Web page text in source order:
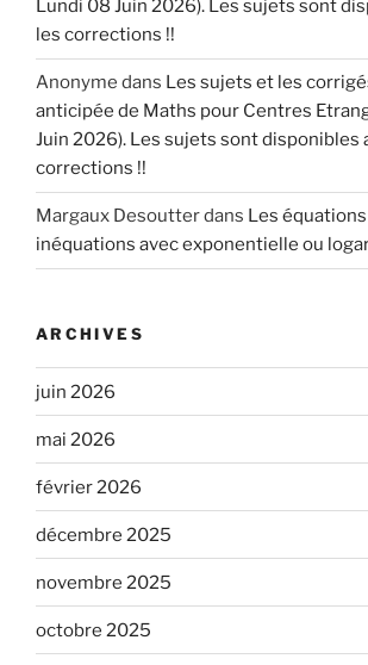
Lundi 08 Juin 2026). Les sujets sont
les corrections !!
Anonyme dans Les sujets et les
anticipée de Maths pour Centres
Juin 2026). Les sujets sont disponibles
corrections !!
Margaux Desoutterdans Les
inéquations avec exponentielle ou
ARCHIVES
juin 2026
mai 2026
février 2026
décembre 2025
novembre 2025
octobre 2025